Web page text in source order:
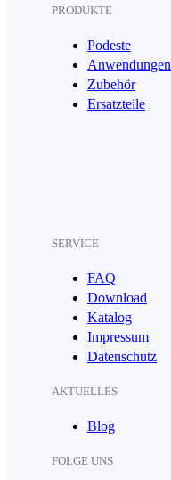
PRODUKTE
Podeste
Anwendungen
Zubehör
Ersatzteile
SERVICE
FAQ
Download
Katalog
Impressum
Datenschutz
AKTUELLES
Blog
FOLGE UNS